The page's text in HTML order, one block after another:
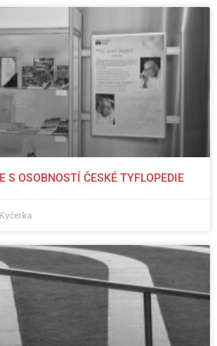
S OSOBNOSTÍ ČESKÉ TYFLOPEDIE